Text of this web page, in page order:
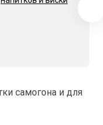
самогона и для